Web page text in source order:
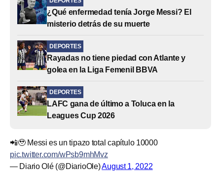
¿Qué enfermedad tenía Jorge Messi? El
misterio detrás de su muerte
DEPORTES
Rayadas no tiene piedad con Atlante y
golea en la Liga Femenil BBVA
DEPORTES
LAFC gana de último a Toluca en la
Leagues Cup 2026
📲🥹 Messi es un tipazo total capítulo 10000
pic.twitter.com/wPsb9mhMvz
— Diario Olé (@DiarioOle)August 1, 2022